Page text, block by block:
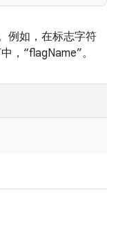
例如，在标志字符
，“flagName”。